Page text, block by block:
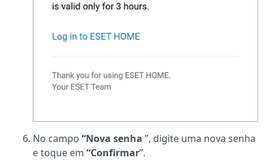
No campo “Nova senha ”, digite uma nova senha
e toque em “Confirmar”.